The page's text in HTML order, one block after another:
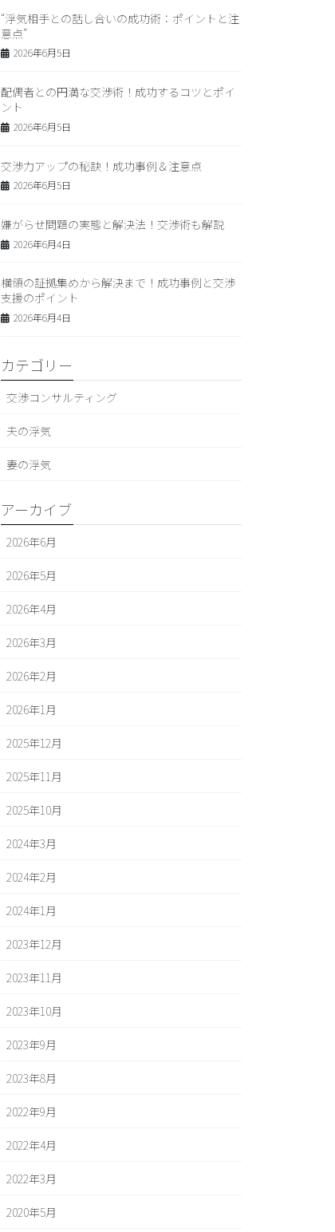
“浮気相手との話し合いの成功術：ポイントと注
意点”
2026年6月5日
配偶者との円満な交渉術！成功するコツとポイ
ント
2026年6月5日
交渉力アップの秘訣！成功事例＆注意点
2026年6月5日
嫌がらせ問題の実態と解決法！交渉術も解説
2026年6月4日
横領の証拠集めから解決まで！成功事例と交渉
支援のポイント
2026年6月4日
カテゴリー
交渉コンサルティング
夫の浮気
妻の浮気
アーカイブ
2026年6月
2026年5月
2026年4月
2026年3月
2026年2月
2026年1月
2025年12月
2025年11月
2025年10月
2024年3月
2024年2月
2024年1月
2023年12月
2023年11月
2023年10月
2023年9月
2023年8月
2022年9月
2022年4月
2022年3月
2020年5月